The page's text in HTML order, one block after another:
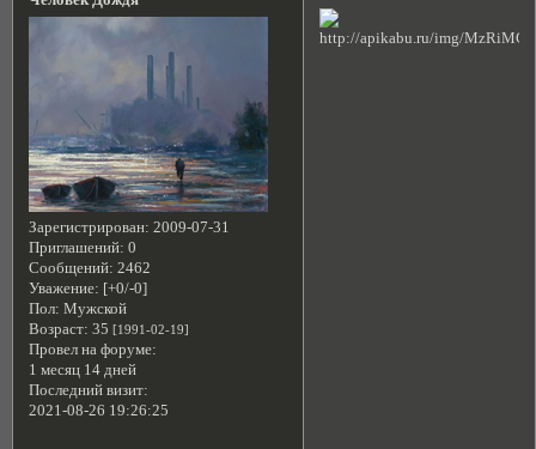
Зарегистрирован: 2009-07-31
Приглашений: 0
Сообщений: 2462
Уважение: [+0/-0]
Пол: Мужской
Возраст: 35 [1991-02-19]
Провел на форуме:
1 месяц 14 дней
Последний визит:
2021-08-26 19:26:25